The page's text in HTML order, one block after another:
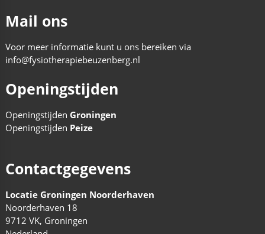
Mail ons
Voor meer informatie kunt u ons bereiken via
info@fysiotherapiebeuzenberg.nl
Openingstijden
Openingstijden Groningen
Openingstijden Peize
Contactgegevens
Locatie Groningen Noorderhaven
Noorderhaven 18
9712 VK, Groningen